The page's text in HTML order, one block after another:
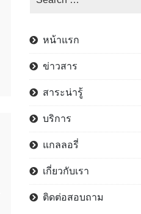
หน้าแรก
ข่าวสาร
สาระน่ารู้
บริการ
แกลลอรี่
เกี่ยวกับเรา
ติดต่อสอบถาม